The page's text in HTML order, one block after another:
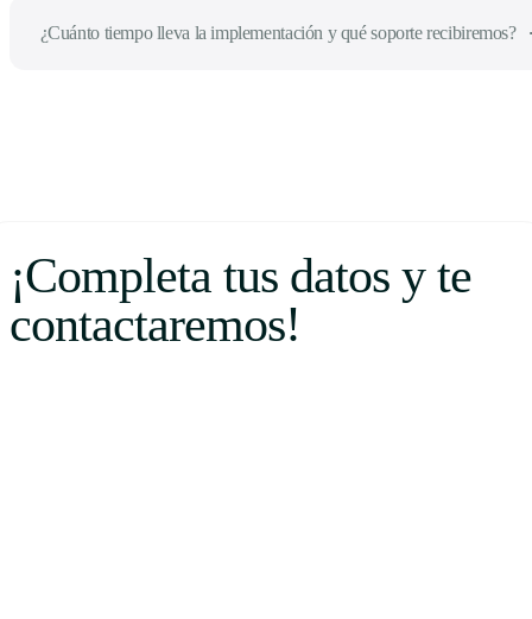
¿Cuánto tiempo lleva la implementación y qué soporte recibiremos?
¡Completa tus datos y te
contactaremos!